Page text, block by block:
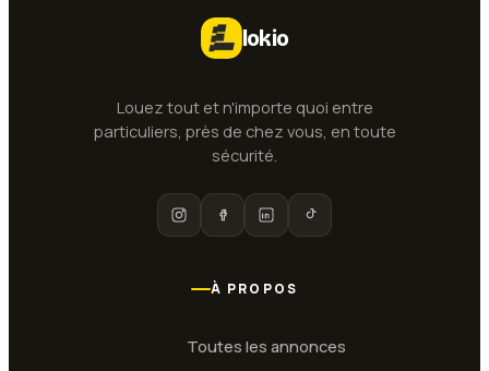
lokio
Louez tout et n'importe quoi entre
particuliers, près de chez vous, en toute
sécurité.
À PROPOS
Toutes les annonces